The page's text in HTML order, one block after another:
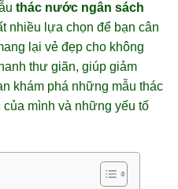
thác nước ngân sách
nhiều lựa chọn để bạn cân
lại vẻ đẹp cho không
thư giãn, giúp giảm
khám phá những mẫu thác
mình và những yếu tố